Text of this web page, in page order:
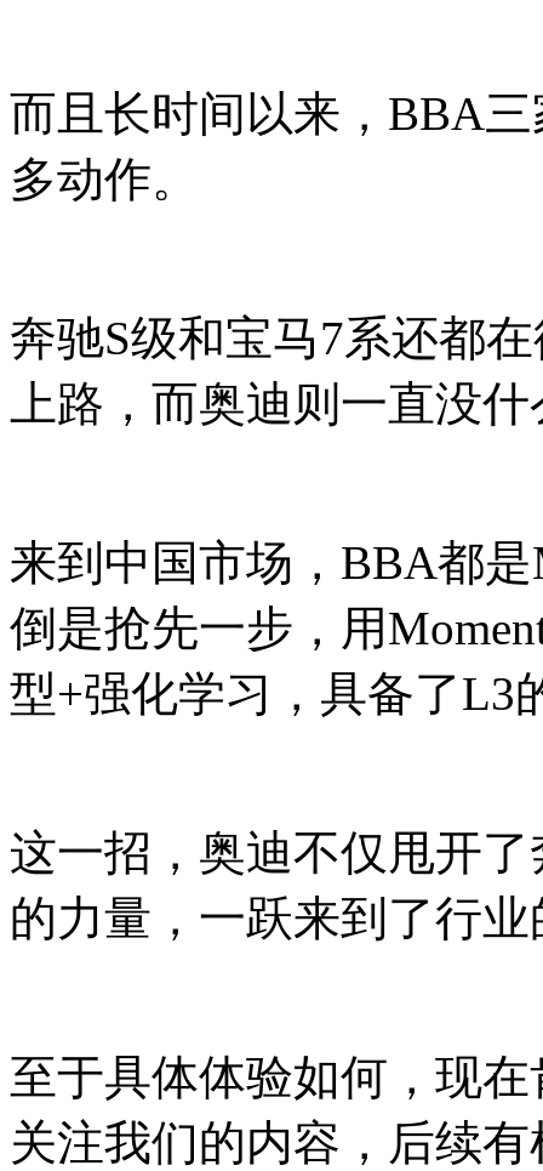
而且长时间以来，BBA
多动作。
奔驰S级和宝马7系还都
上路，而奥迪则一直没
来到中国市场，BBA都
倒是抢先一步，用
型+强化学习，具备了L3
这一招，奥迪不仅甩开
的力量，一跃来到了行
至于具体体验如何，现
关注我们的内容，后续